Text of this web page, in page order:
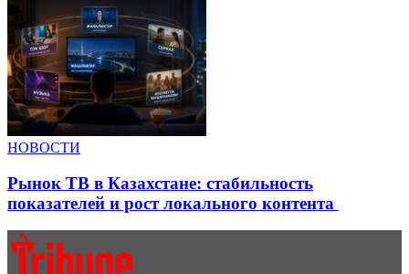
НОВОСТИ
Рынок ТВ в Казахстане: стабильность
показателей и рост локального контента